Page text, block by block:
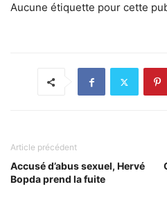
Aucune étiquette pour cette
Article précédent
Accusé d’abus sexuel, Hervé
Bopda prend la fuite